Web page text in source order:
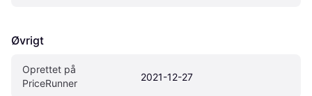
Øvrigt
Oprettet på
PriceRunner
2021-12-27